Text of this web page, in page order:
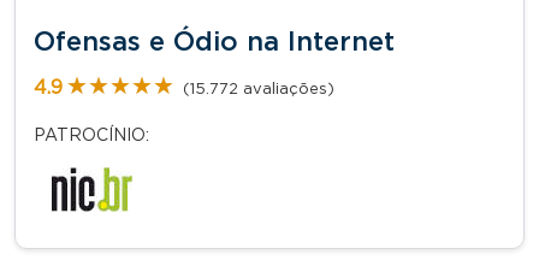
Ofensas e Ódio na Internet
4.9 ★★★★★
★★★★★ (15.772 avaliações)
PATROCÍNIO: